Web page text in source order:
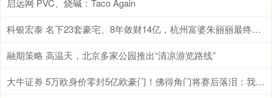
科银宏泰 名下23套豪宅、8年敛财14亿，杭州富婆朱丽丽最终下场如何？
融期策略 高温天，北京多家公园推出“清凉游览路线”
大牛证券 5万欧身价零封5亿欧豪门！佛得角门将赛后落泪：我这一生都在为这一刻努力！